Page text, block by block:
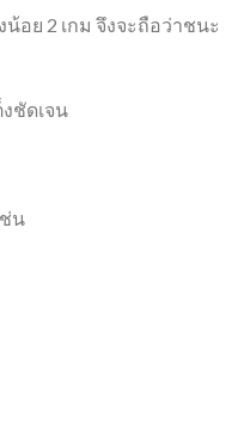
อย 2 เกม จึงจะถือว่าชนะ
ชัดเจน
น